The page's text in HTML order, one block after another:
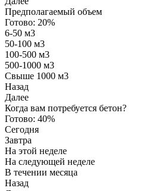
Предполагаемый объем
Готово: 20%
6-50 м3
50-100 м3
100-500 м3
500-1000 м3
Свыше 1000 м3
Назад
Далее
Когда вам потребуется бетон?
Готово: 40%
Сегодня
Завтра
На этой неделе
На следующей неделе
В течении месяца
Назад